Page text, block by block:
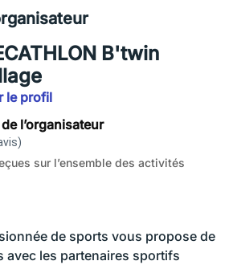
B'twin
le profil
l’organisateur
sur l’ensemble des activités
de sports vous propose de
avec les partenaires sportifs